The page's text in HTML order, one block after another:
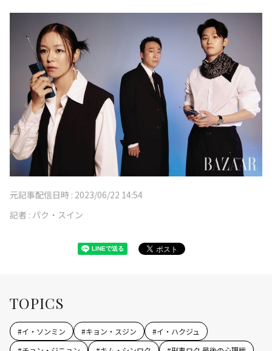
元記事配信日時 : 2023/06/22 14:54
記者 : パク・スイン
TOPICS
#イ・ソンミン #キョン・スジン #イ・ハクジュ